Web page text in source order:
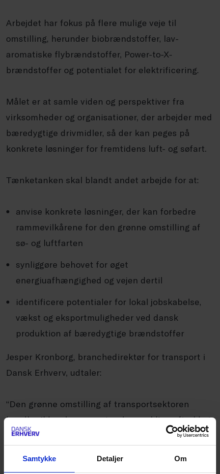
Samtykke Detaljer Om
Arbejdet har fokus på flere mulige veje til
omstilling, herunder biobrændstoffer, lav-
aromatiske flybrændstoffer, Power-to-X-
brændstoffer og potentialet for elektrificering.
Målet er at samle viden og perspektiver fra
virksomheder og organisationer, der arbejder med
bæredygtige drivmidler, så der kan peges på
konkrete løsninger for fremtidens luft- og søfart.
Tænketanken skal blandt andet arbejde for at:
anvise konkrete løsninger, der kan forbedre
rammevilkårene for den grønne omstilling af
sø- og luftfarten
synliggøre behovet for øget
energiuafhængighed og vejen dertil
identificere potentialer for lokal jobskabelse,
vækst og eksportmuligheder ved dansk
produktion af bæredygtige brændstoffer
Jesper Kronborg, branchedirektør for transport i
Dansk Erhverv, udtaler:
“Den grønne omstilling af transportsektoren
handler ikke alene om at reducere klimaaftrykket.
Den handler også om forsyningssikkerhed,